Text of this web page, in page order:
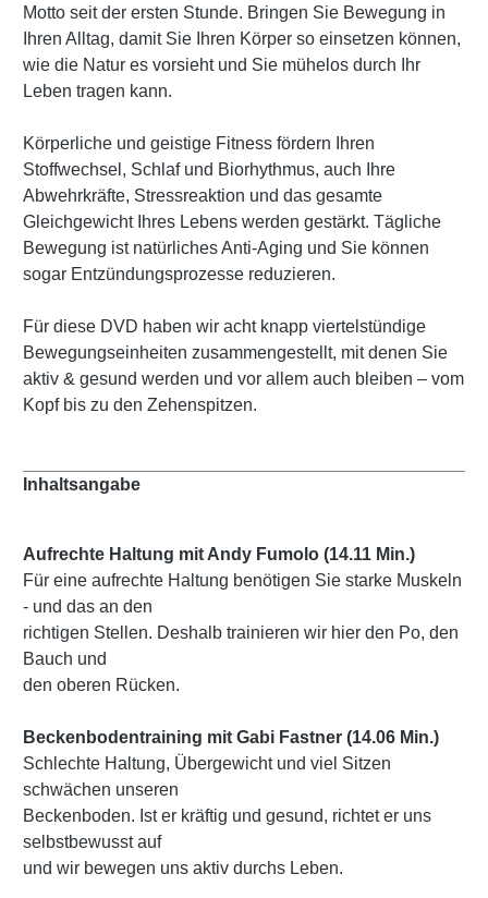
Motto seit der ersten Stunde. Bringen Sie Bewegung in
Ihren Alltag, damit Sie Ihren Körper so einsetzen können,
wie die Natur es vorsieht und Sie mühelos durch Ihr
Leben tragen kann.
Körperliche und geistige Fitness fördern Ihren
Stoffwechsel, Schlaf und Biorhythmus, auch Ihre
Abwehrkräfte, Stressreaktion und das gesamte
Gleichgewicht Ihres Lebens werden gestärkt. Tägliche
Bewegung ist natürliches Anti-Aging und Sie können
sogar Entzündungsprozesse reduzieren.
Für diese DVD haben wir acht knapp viertelstündige
Bewegungseinheiten zusammengestellt, mit denen Sie
aktiv & gesund werden und vor allem auch bleiben – vom
Kopf bis zu den Zehenspitzen.
Inhaltsangabe
Aufrechte Haltung mit Andy Fumolo (14.11 Min.)
Für eine aufrechte Haltung benötigen Sie starke Muskeln
- und das an den
richtigen Stellen. Deshalb trainieren wir hier den Po, den
Bauch und
den oberen Rücken.
Beckenbodentraining mit Gabi Fastner (14.06 Min.)
Schlechte Haltung, Übergewicht und viel Sitzen
schwächen unseren
Beckenboden. Ist er kräftig und gesund, richtet er uns
selbstbewusst auf
und wir bewegen uns aktiv durchs Leben.